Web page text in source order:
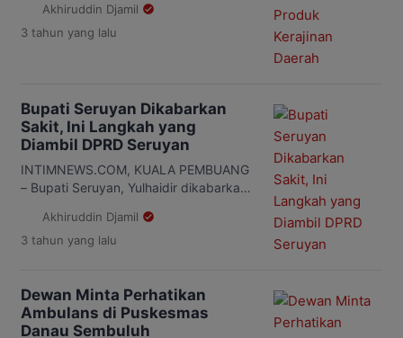
Pemerintah Kabupaten (Pemkab)
Seruyan melalui dinas terkaitnya agar
disampaikan anggota DPRD Seruyan,
Bejo Riyanto. Menurutnya pemerintah
daerah mempunyai kewajiban untuk
dan memasarkan segala hasil kerajinan
daerah […]
Akhiruddin Djamil
3 tahun yang lalu
Bupati Seruyan Dikabarkan
Sakit, Ini Langkah yang
Diambil DPRD Seruyan
INTIMNEWS.COM, KUALA PEMBUANG
– Bupati Seruyan, Yulhaidir dikabarkan
tugas dan kewajibannya, karena sakit.
Sakitnya orang nomor satu di
rakyat hingga masyarakat. Bupati
Yulhaidir dikabarkan menderita sakit
stroke, sehingga harus menjalani
Akhiruddin Djamil
3 tahun yang lalu
Dewan Minta Perhatikan
Ambulans di Puskesmas
Danau Sembuluh